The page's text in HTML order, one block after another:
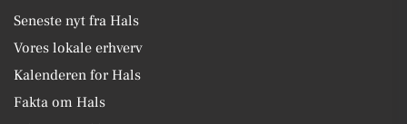
Seneste nyt fra Hals
Vores lokale erhverv
Kalenderen for Hals
Fakta om Hals